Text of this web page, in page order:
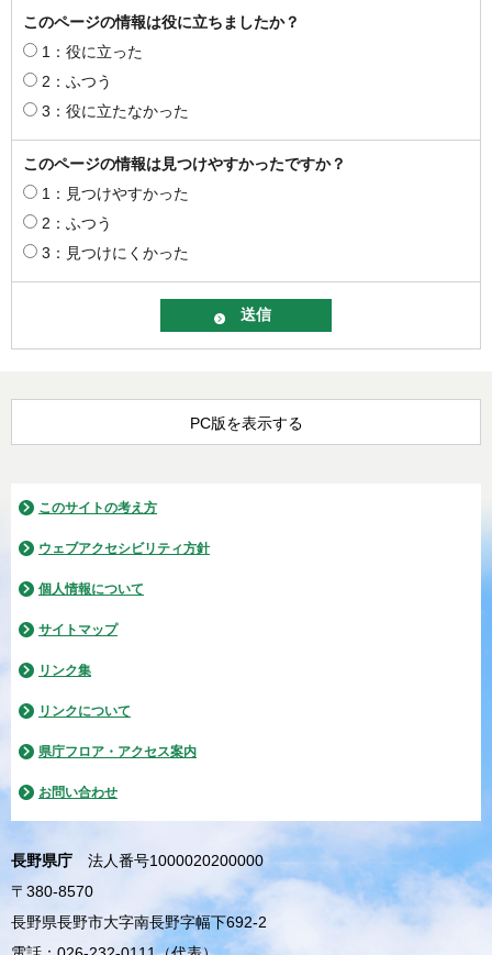
このページの情報は役に立ちましたか？
1：役に立った
2：ふつう
3：役に立たなかった
このページの情報は見つけやすかったですか？
1：見つけやすかった
2：ふつう
3：見つけにくかった
PC版を表示する
このサイトの考え方
ウェブアクセシビリティ方針
個人情報について
サイトマップ
リンク集
リンクについて
県庁フロア・アクセス案内
お問い合わせ
長野県庁
法人番号1000020200000
〒380-8570
長野県長野市大字南長野字幅下692-2